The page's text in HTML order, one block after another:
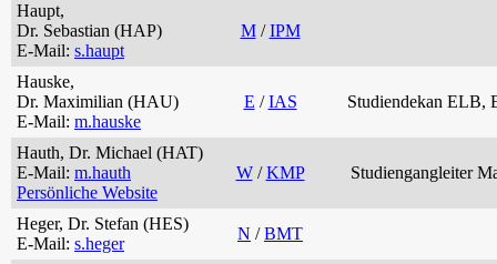
Haupt,
Dr. Sebastian (HAP)
E-Mail: s.haupt
M/IPM
Hauske,
Dr. Maximilian (HAU)
E-Mail: m.hauske
E /IAS Studiendekan ELB,
Hauth, Dr. Michael (HAT)
E-Mail: m.hauth
Persönliche Website
W/KMP Studiengangleiter
Heger, Dr. Stefan (HES)
E-Mail: s.heger
N /BMT